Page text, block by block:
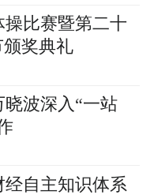
比赛暨第二十
颁奖典礼
波深入“一站
自主知识体系